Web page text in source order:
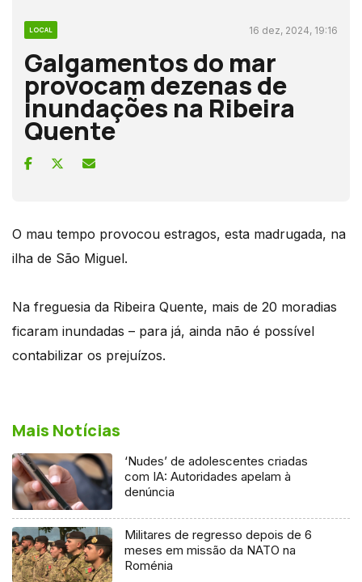
LOCAL 16 dez, 2024, 19:16
Galgamentos do mar
provocam dezenas de
inundações na Ribeira
Quente
O mau tempo provocou estragos, esta madrugada, na
ilha de São Miguel.
Na freguesia da Ribeira Quente, mais de 20 moradias
ficaram inundadas – para já, ainda não é possível
contabilizar os prejuízos.
Mais Notícias
‘Nudes’ de adolescentes criadas
com IA: Autoridades apelam à
denúncia
Militares de regresso depois de 6
meses em missão da NATO na
Roménia